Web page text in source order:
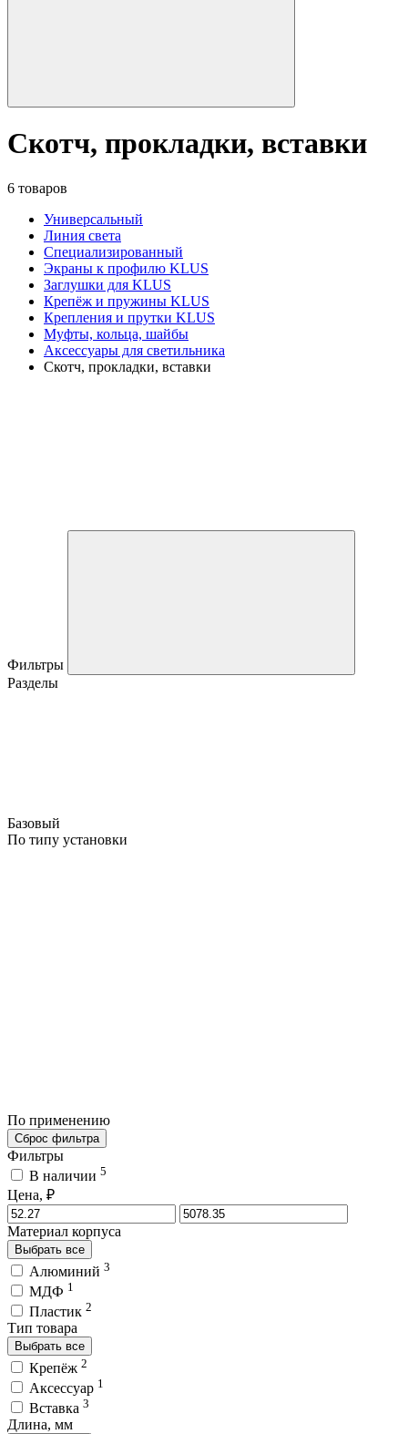
Скотч, прокладки, вставки
6 товаров
Универсальный
Линия света
Специализированный
Экраны к профилю KLUS
Заглушки для KLUS
Крепёж и пружины KLUS
Крепления и прутки KLUS
Муфты, кольца, шайбы
Аксессуары для светильника
Скотч, прокладки, вставки
Фильтры
Разделы
Базовый
По типу установки
По применению
Сброс фильтра
Фильтры
В наличии 5
Цена, ₽
Материал корпуса
Выбрать все
Алюминий 3
МДФ 1
Пластик 2
Тип товара
Выбрать все
Крепёж 2
Аксессуар 1
Вставка 3
Длина, мм